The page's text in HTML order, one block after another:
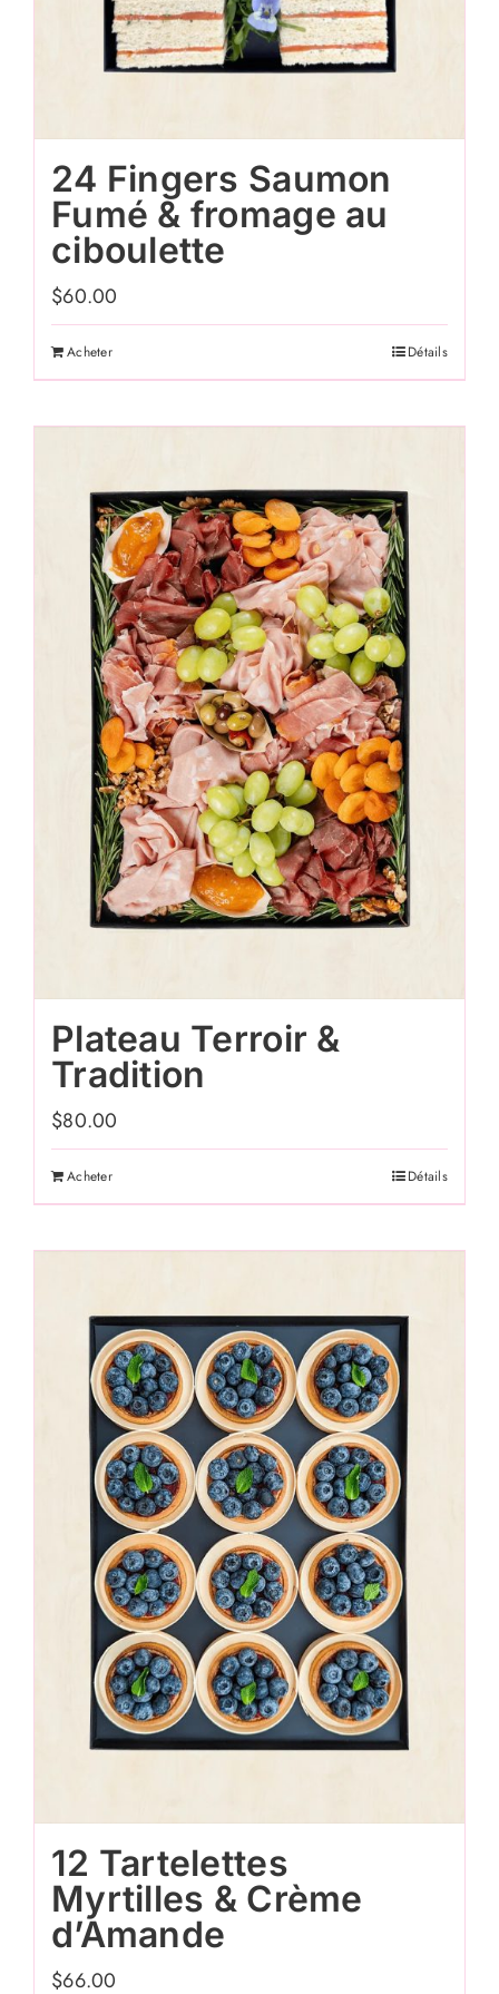
24 Fingers Saumon
Fumé & fromage au
ciboulette
$60.00
Acheter Détails
Plateau Terroir &
Tradition
$80.00
Acheter Détails
12 Tartelettes
Myrtilles & Crème
d’Amande
$66.00